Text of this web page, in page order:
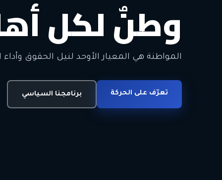
وطنٌ لكل
المواطنة هي المعيار الأوحد لنيل الحقوق وأداء
تعرّف على الحركة برنامجنا السياسي
معاً من أجل
الحرية • الوحدة • السلام • الديمقراطية
انضم للحركة اتصل بنا